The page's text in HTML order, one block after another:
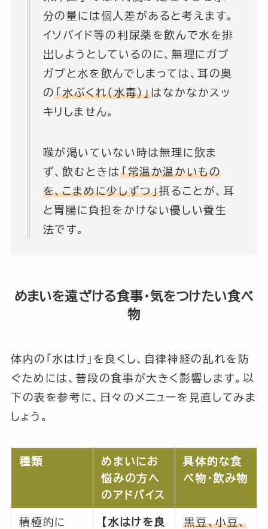
分の量には個人差があると考えます。
イソバイド等の利尿薬を飲んで水を排
出しようとしているのに、無理にガブ
ガブと水を飲んでしまっては、耳の奥
の「水ぶくれ（水毒）」はなかなかスッ
キリしません。
喉が渇いていない時は無理に飲ま
ず、飲むときは 「常温か温かいもの
を、こまめに少しずつ」摂ることが、耳
と胃腸に負担をかけない優しい養生
法です。
めまいを遠ざける食事・気をつけたい食べ
物
体内の「水はけ」を良くし、自律神経の乱れを防
ぐためには、普段の食事が大きく影響します。以
下の表を参考に、日々のメニューを見直してみま
しょう。
種類
めまいにお
悩みの方へ
のアドバイス
具体的な食
べ物・飲み物
積極的に
【水はけを良
黒豆、小豆、